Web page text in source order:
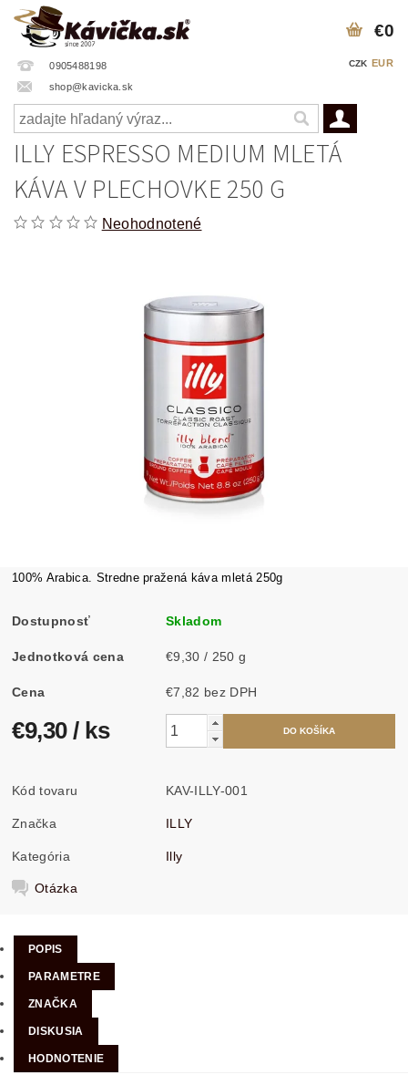
0905488198
shop@kavicka.sk
CZK EUR
€0
ILLY ESPRESSO MEDIUM MLETÁ
KÁVA V PLECHOVKE 250 G
Neohodnotené
100% Arabica. Stredne pražená káva mletá 250g
Dostupnosť Skladom
Jednotková cena €9,30 / 250 g
Cena €7,82 bez DPH
€9,30/ ks
Kód tovaru KAV-ILLY-001
Značka ILLY
Kategória Illy
Otázka
POPIS
PARAMETRE
ZNAČKA
DISKUSIA
HODNOTENIE